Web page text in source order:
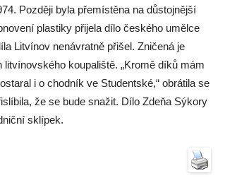
Později byla přemístěna na důstojnější
plastiky přijela dílo českého umělce
Litvínov nenávratně přišel. Zničená je
koupaliště. „Kromě díků mám
i o chodník ve Studentské,“ obrátila se
že se bude snažit. Dílo Zdeňa Sýkory
sklípek.